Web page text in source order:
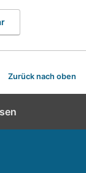
Zurück nach oben